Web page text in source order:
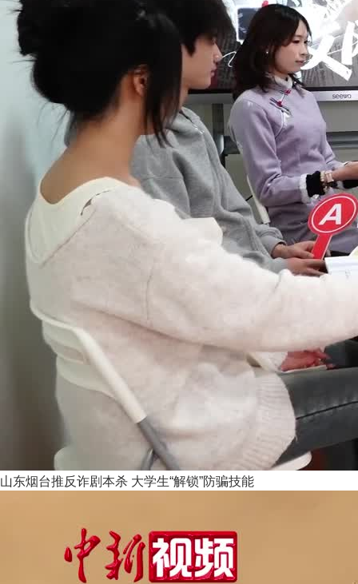
山东烟台推反诈剧本杀 大学生“解锁”防骗技能